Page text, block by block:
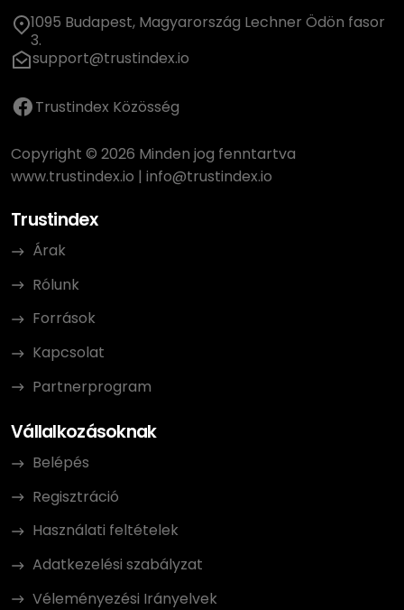
1095 Budapest, Magyarország Lechner Ödön fasor
3.
support@trustindex.io
Trustindex Közösség
Copyright © 2026 Minden jog fenntartva
www.trustindex.io | info@trustindex.io
Trustindex
Árak
Rólunk
Források
Kapcsolat
Partnerprogram
Vállalkozásoknak
Belépés
Regisztráció
Használati feltételek
Adatkezelési szabályzat
Véleményezési Irányelvek